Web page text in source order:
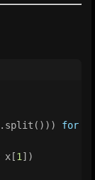
for
x[1 ])